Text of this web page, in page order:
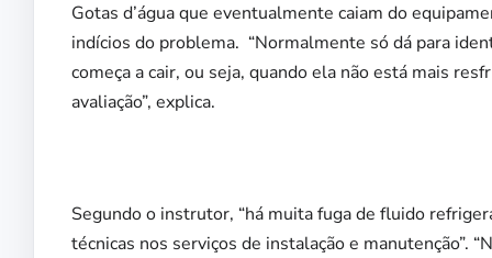
Gotas d’água que eventualmente caiam do
indícios do problema. “Normalmente só dá para
começa a cair, ou seja, quando ela não está mais
avaliação”, explica.
Segundo o instrutor, “há muita fuga de fluido
técnicas nos serviços de instalação e manutenção”.